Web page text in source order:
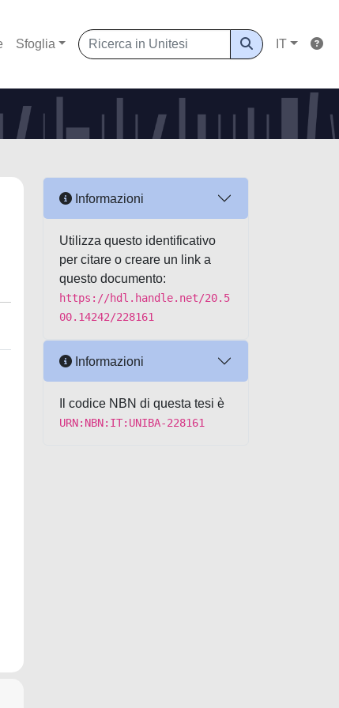
Sfoglia IT
Informazioni
Utilizza questo identificativo
per citare o creare un link a
questo documento:
https://hdl.handle.net/20.5
00.14242/228161
Informazioni
Il codice NBN di questa tesi è
URN:NBN:IT:UNIBA-228161